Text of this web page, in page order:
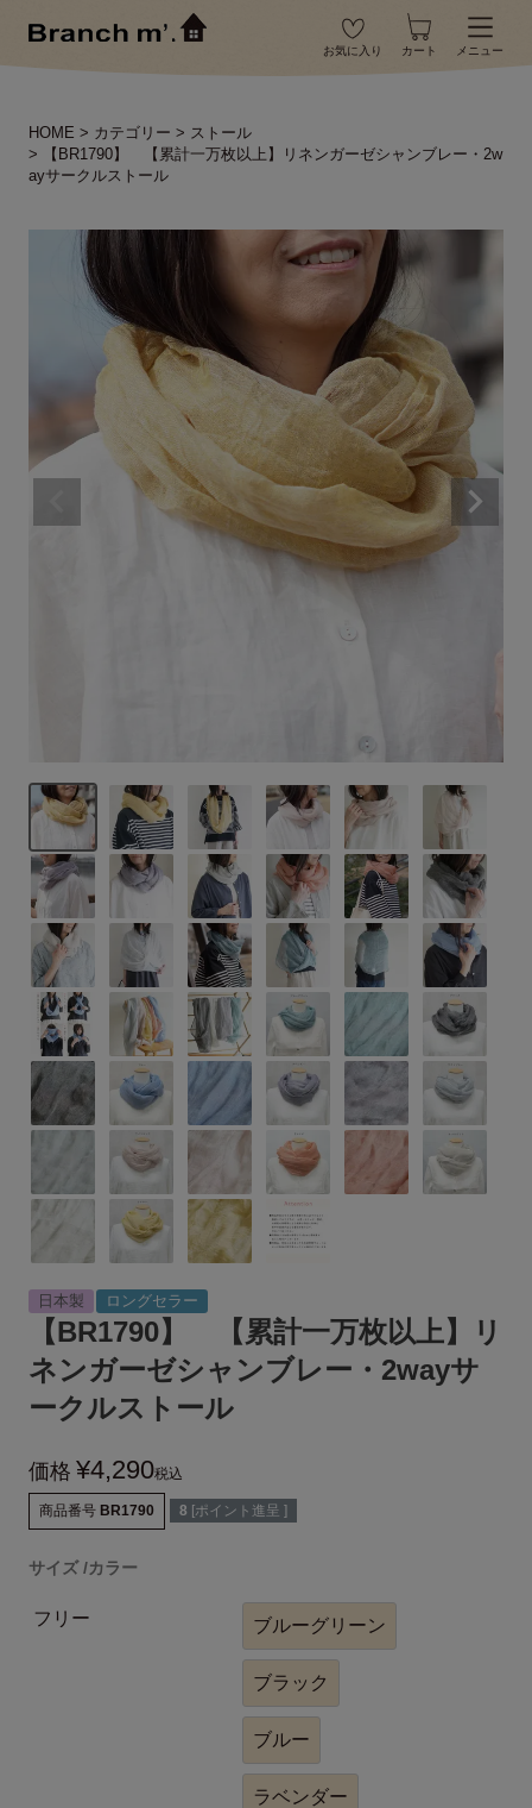
お気に入り カート メニュー
HOME カテゴリー
ストール
【BR1790】 【累計一万枚以上】リネンガーゼシャンブレー・2w
ayサークルストール
日本製 ロングセラー
【BR1790】 【累計一万枚以上】リ
ネンガーゼシャンブレー・2wayサ
ークルストール
価格 ¥4,290税込
商品番号 BR1790 8 [ポイント進呈 ]
サイズ カラー
フリー ブルーグリーン
ブラック
ブルー
ラベンダー